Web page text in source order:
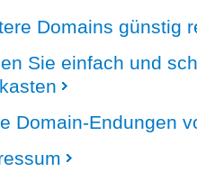
Domains günstig
Sie einfach und
Domain-Endungen